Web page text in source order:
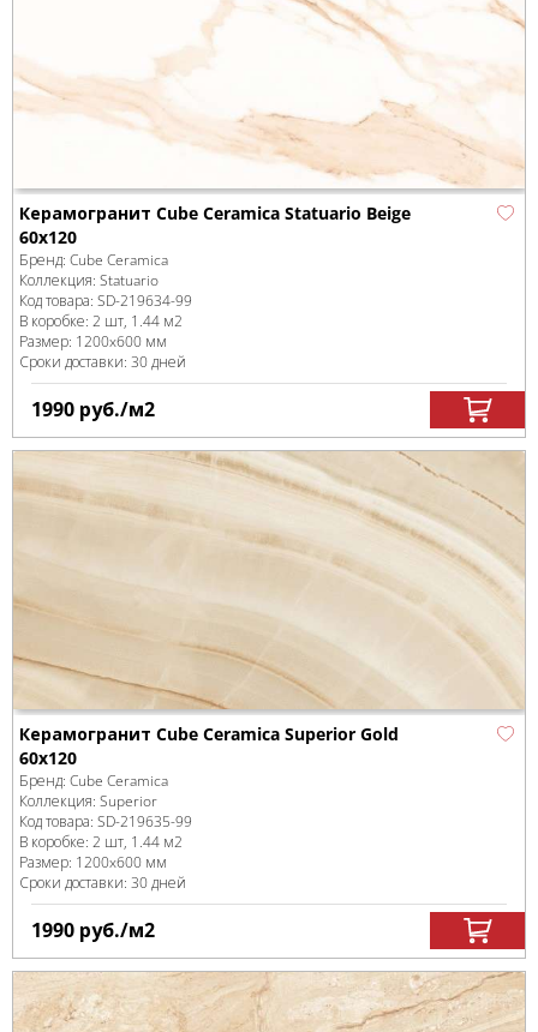
Керамогранит Cube Ceramica Statuario Beige
60x120
Бренд: Cube Ceramica
Коллекция: Statuario
Код товара: SD-219634-99
В коробке: 2 шт, 1.44 м2
Размер: 1200x600 мм
Сроки доставки: 30 дней
1990 руб./м2
Керамогранит Cube Ceramica Superior Gold
60x120
Бренд: Cube Ceramica
Коллекция: Superior
Код товара: SD-219635-99
В коробке: 2 шт, 1.44 м2
Размер: 1200x600 мм
Сроки доставки: 30 дней
1990 руб./м2